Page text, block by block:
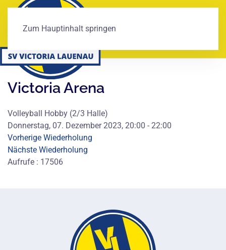
Zum Hauptinhalt springen
Victoria Arena
Volleyball Hobby (2/3 Halle)
Donnerstag, 07. Dezember 2023, 20:00 - 22:00
Vorherige Wiederholung
Nächste Wiederholung
Aufrufe : 17506